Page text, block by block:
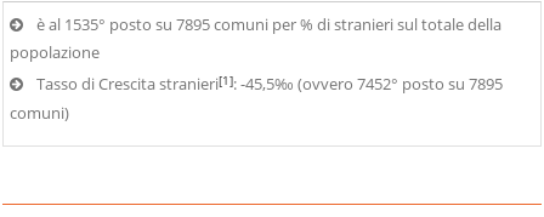
è al 1535° posto su 7895 comuni per % di stranieri sul totale della
popolazione
Tasso di Crescita stranieri[1]: -45,5‰ (ovvero 7452° posto su 7895
comuni)